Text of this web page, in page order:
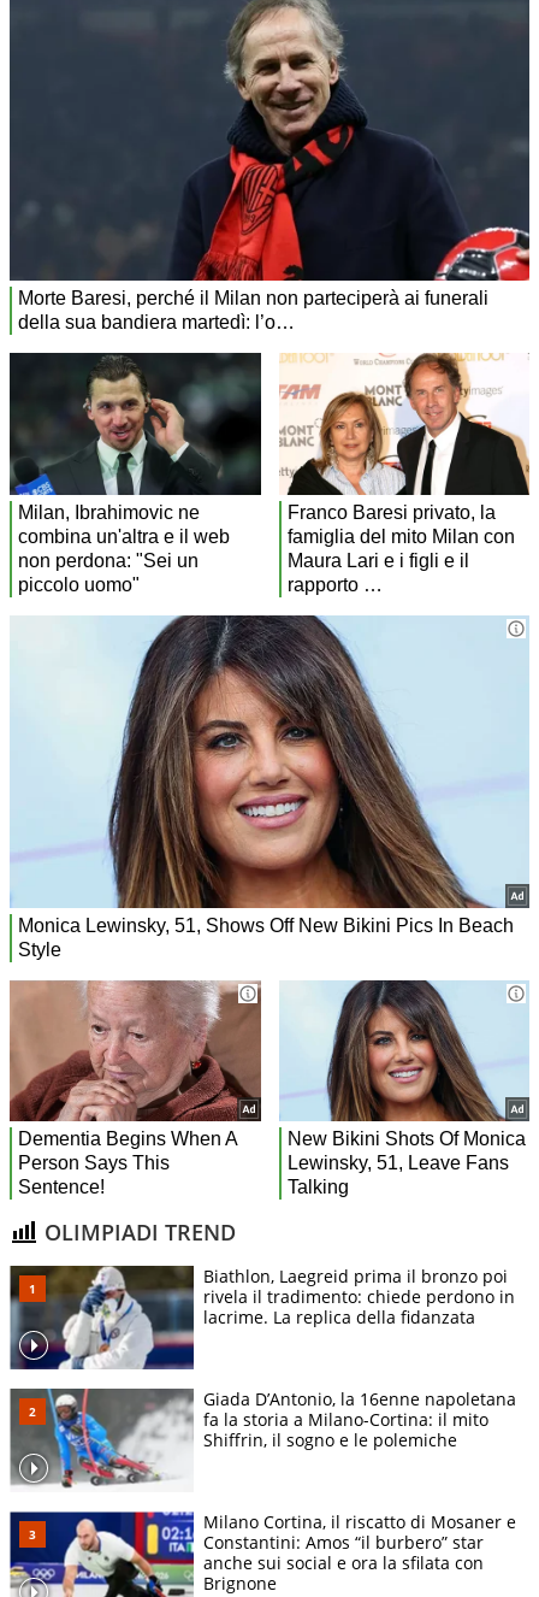
OLIMPIADI TREND
Biathlon, Laegreid prima il bronzo poi
rivela il tradimento: chiede perdono in
lacrime. La replica della fidanzata
Giada D’Antonio, la 16enne napoletana
fa la storia a Milano-Cortina: il mito
Shiffrin, il sogno e le polemiche
Milano Cortina, il riscatto di Mosaner e
Constantini: Amos “il burbero” star
anche sui social e ora la sfilata con
Brignone